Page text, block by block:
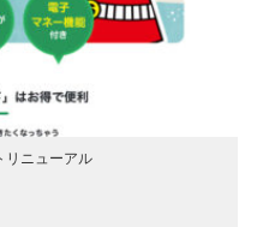
リニューアル